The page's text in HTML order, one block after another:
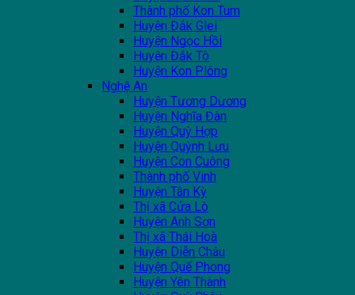
Thành phố Kon Tum
Huyện Đắk Glei
Huyện Ngọc Hồi
Huyện Đắk Tô
Huyện Kon Plông
Nghệ An
Huyện Tương Dương
Huyện Nghĩa Đàn
Huyện Quỳ Hợp
Huyện Quỳnh Lưu
Huyện Con Cuông
Thành phố Vinh
Huyện Tân Kỳ
Thị xã Cửa Lò
Huyện Anh Sơn
Thị xã Thái Hoà
Huyện Diễn Châu
Huyện Quế Phong
Huyện Yên Thành